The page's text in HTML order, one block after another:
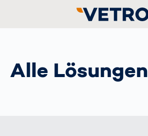
Alle Lösungen